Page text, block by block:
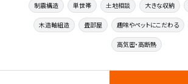
制震構造 単世帯 土地相談 大きな収納
木造軸組造 畳部屋 趣味やペットにこだわる
高気密・高断熱
イベント・セミナー・キャンペーン一覧